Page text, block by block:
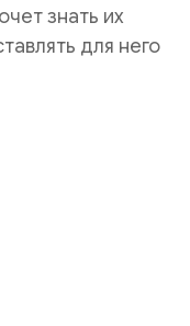
знать их
для него